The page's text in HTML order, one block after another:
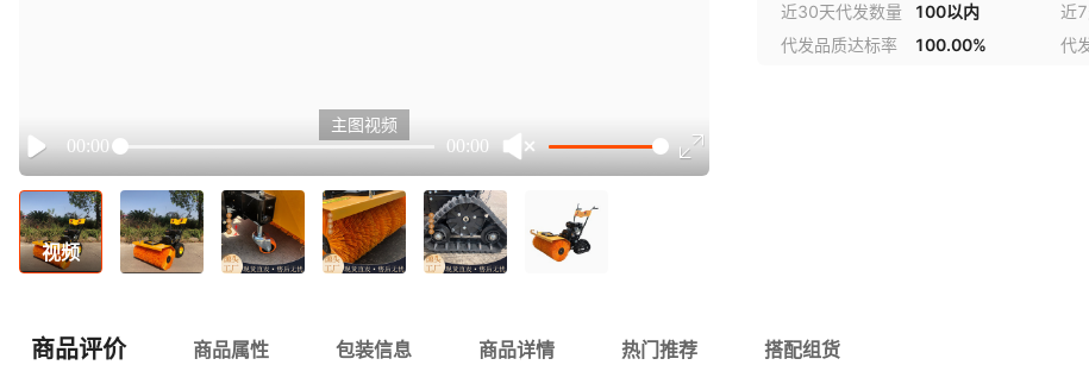
Play
00:00 00:00
主图视频
视频
近30天代发数量 100以内 近
代发品质达标率
100.00% 代
商品评价 商品属性 包装信息 商品详情 热门推荐 搭配组货